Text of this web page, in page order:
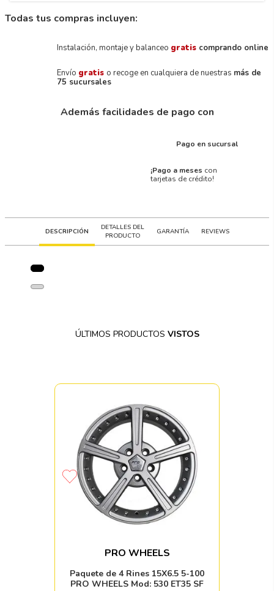
Todas tus compras incluyen:
Instalación, montaje y balanceo gratis comprando online
Envío gratis o recoge en cualquiera de nuestras más de
75 sucursales
Además facilidades de pago con
Pago en sucursal
¡Pago a meses con
tarjetas de crédito!
DESCRIPCIÓN
DETALLES DEL
PRODUCTO
GARANTÍA REVIEWS
ÚLTIMOS PRODUCTOS VISTOS
PRO WHEELS
Paquete de 4 Rines 15X6.5 5-100
PRO WHEELS Mod: 530 ET35 SF